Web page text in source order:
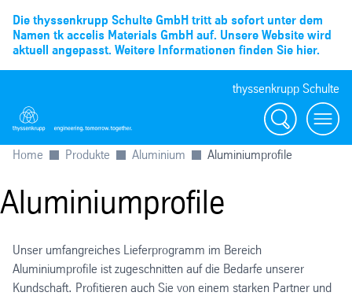
Die thyssenkrupp Schulte GmbH tritt ab sofort unter dem
Namen tk accelis Materials GmbH auf. Unsere Website wird
aktuell angepasst. Weitere Informationen finden Sie hier.
thyssenkrupp Schulte
Suche
Menü
Home Produkte Aluminium Aluminiumprofile
Aluminiumprofile
Unser umfangreiches Lieferprogramm im Bereich
Aluminiumprofile ist zugeschnitten auf die Bedarfe unserer
Kundschaft. Profitieren auch Sie von einem starken Partner und